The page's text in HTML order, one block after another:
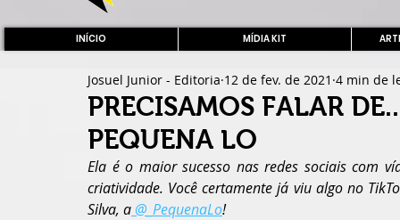
INÍCIO MÍDIA KIT
PRECISAMOS FALAR
PEQUENA LO
Josuel Junior - Editoria 12 de fev. de 2021 4 min de
Ela é o maior sucesso nas redes sociais com
criatividade. Você certamente já viu algo no
Silva, a @_PequenaLo!